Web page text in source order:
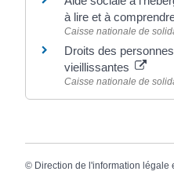
à lire et à
Caisse nationale de
Droits des
vieillissantes
Caisse nationale de
© Direction de l'information légale